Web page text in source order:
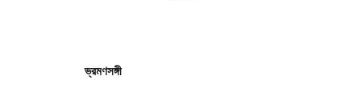
ভ্রমণসঙ্গী